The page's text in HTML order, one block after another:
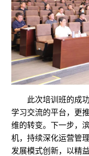
此次培训班的成功
学习交流的平台，更
维的转变。下一步，
机，持续深化运营管
发展模式创新，以精